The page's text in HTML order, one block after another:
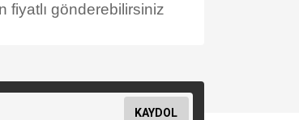
fiyatlı gönderebilirsiniz
KAYDOL